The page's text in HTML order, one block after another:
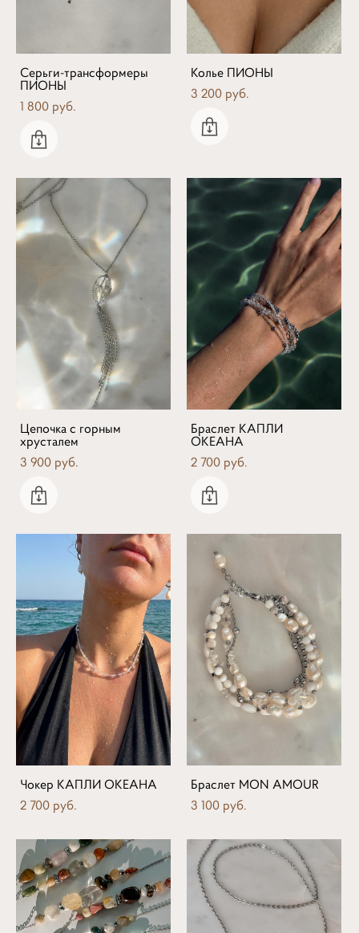
Серьги-трансформеры
ПИОНЫ
1 800 pуб.
Колье ПИОНЫ
3 200 pуб.
Цепочка с горным
хрусталем
3 900 pуб.
Браслет КАПЛИ
ОКЕАНА
2 700 pуб.
Чокер КАПЛИ ОКЕАНА
2 700 pуб.
Браслет MON AMOUR
3 100 pуб.